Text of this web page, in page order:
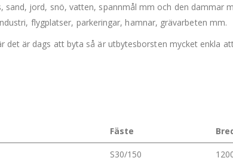
jord, snö, vatten, spannmål mm och den dammar
flygplatser, parkeringar, hamnar, grävarbeten mm.
det är dags att byta så är utbytesborsten mycket enkla
Fäste
S30/150